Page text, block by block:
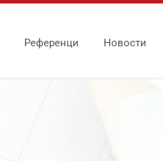
Референци Новости